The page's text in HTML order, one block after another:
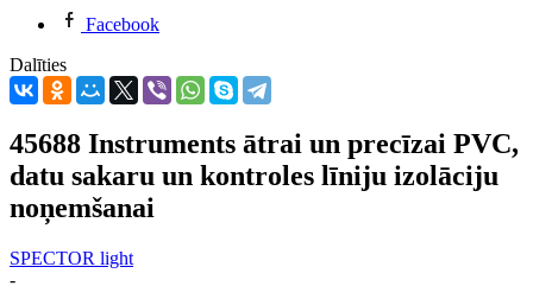
Facebook
Dalīties
45688 Instruments ātrai un precīzai PVC,
datu sakaru un kontroles līniju izolāciju
noņemšanai
SPECTOR light
-